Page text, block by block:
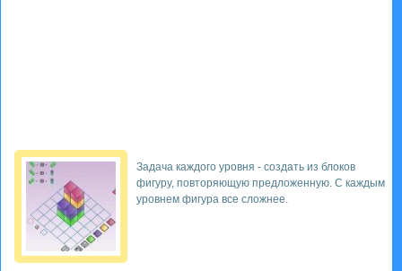
Задача каждого уровня - создать из блоков
фигуру, повторяющую предложенную. С каждым
уровнем фигура все сложнее.